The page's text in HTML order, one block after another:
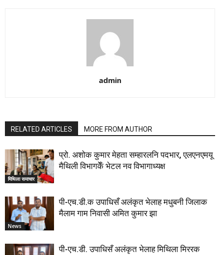
admin
RELATED ARTICLES MORE FROM AUTHOR
मिथिला समाचार
प्रो. अशोक कुमार मेहता सम्हारलनि पदभार, एलएनएमयू
मैथिली विभागकेँ भेटल नव विभागाध्यक्ष
News
पी-एच.डी.क उपाधिसँ अलंकृत भेलाह मधुबनी जिलाक
मैलाम गाम निवासी अमित कुमार झा
पी-एच.डी. उपाधिसँ अलंकृत भेलाह मिथिला मिररक